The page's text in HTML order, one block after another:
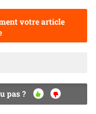
votre article
pas ?
OU
NO